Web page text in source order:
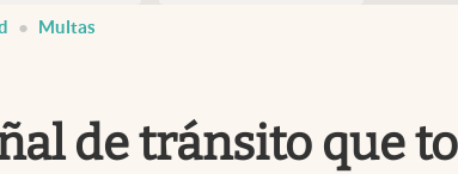
Multas
de tránsito que